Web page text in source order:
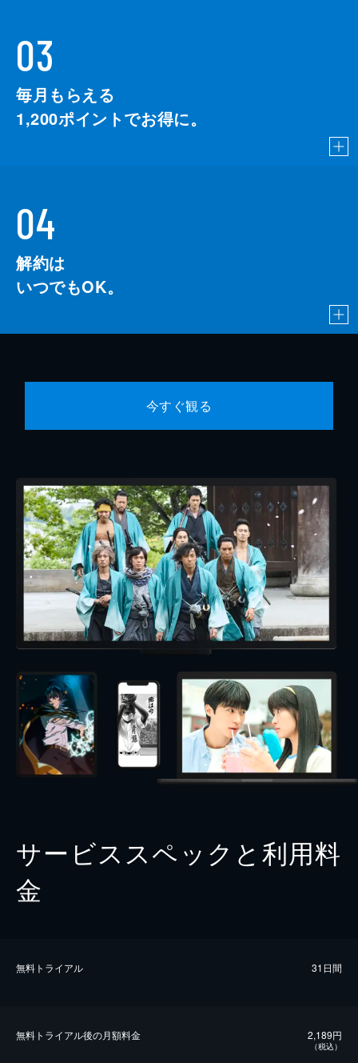
03
毎月もらえる
1,200ポイントでお得に。
04
解約は
いつでもOK。
今すぐ観る
サービススペックと利用料
金
無料トライアル 31日間
無料トライアル後の⽉額料金 2,189円
（税込）